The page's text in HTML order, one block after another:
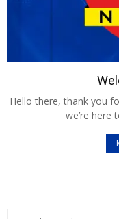
Hello there, thank you
we’re here